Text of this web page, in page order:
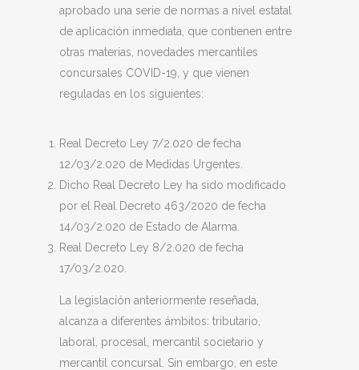
aprobado una serie de normas a nivel estatal
de aplicación inmediata, que contienen entre
otras materias, novedades mercantiles
concursales COVID-19, y que vienen
reguladas en los siguientes:
Real Decreto Ley 7/2.020 de fecha
12/03/2.020 de Medidas Urgentes.
Dicho Real Decreto Ley ha sido modificado
por el Real Decreto 463/2020 de fecha
14/03/2.020 de Estado de Alarma.
Real Decreto Ley 8/2.020 de fecha
17/03/2.020.
La legislación anteriormente reseñada,
alcanza a diferentes ámbitos: tributario,
laboral, procesal, mercantil societario y
mercantil concursal. Sin embargo, en este